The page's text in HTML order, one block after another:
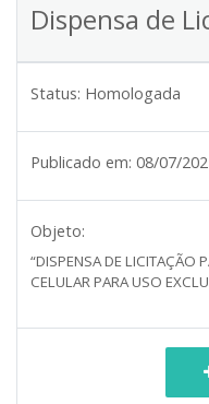
Dispensa de
Status: Homologada
Publicado em: 08/07/
Objeto:
“DISPENSA DE LICITAÇÃO
CELULAR PARA USO